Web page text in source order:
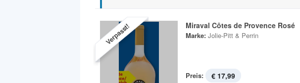
Verpasst! Miraval Côtes de Provence Rosé
Marke: Jolie-Pitt & Perrin
Preis: € 17,99